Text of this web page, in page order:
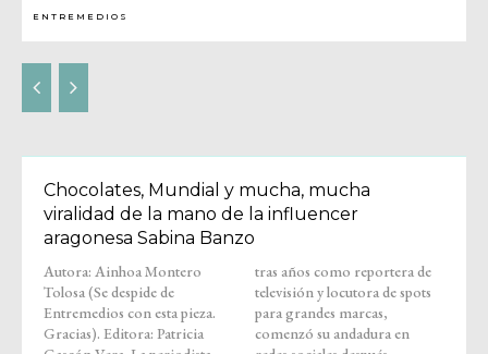
ENTREMEDIOS
Chocolates, Mundial y mucha, mucha
viralidad de la mano de la influencer
aragonesa Sabina Banzo
Autora: Ainhoa Montero
Tolosa (Se despide de
Entremedios con esta pieza.
Gracias). Editora: Patricia
tras años como reportera de
televisión y locutora de spots
para grandes marcas,
comenzó su andadura en